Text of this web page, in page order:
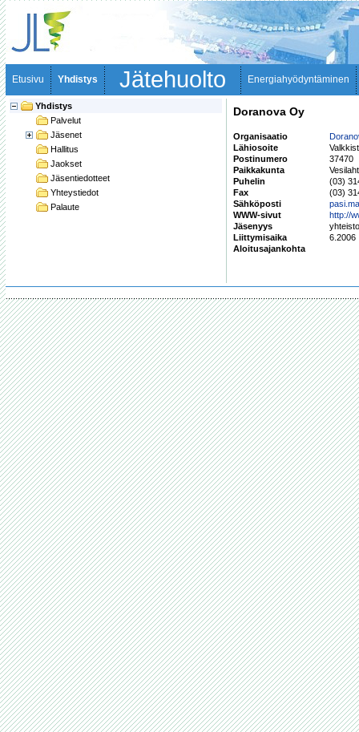
Etusivu Yhdistys Jätehuolto Energiahyödyntäminen
Yhdistys
Palvelut
Jäsenet
Hallitus
Jaokset
Jäsentiedotteet
Yhteystiedot
Palaute
Doranova Oy
Organisaatio
Lähiosoite
Postinumero
37470
Paikkakunta
Puhelin
(03)
Fax
(03)
Sähköposti
WWW-sivut
http://
Jäsenyys
Liittymisaika
6.2006
Aloitusajankohta